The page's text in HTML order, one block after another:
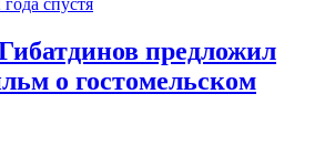
года спустя
предложил
о гостомельском